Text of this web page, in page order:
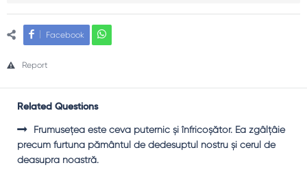
Facebook
Report
Related Questions
Frumuseţea este ceva puternic şi înfricoşător. Ea zgâlţâie
precum furtuna pământul de dedesuptul nostru şi cerul de
deasupra noastră.